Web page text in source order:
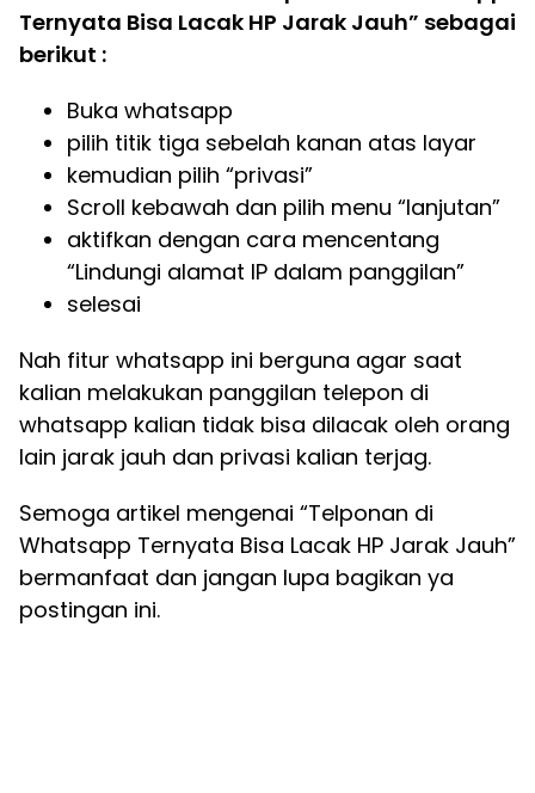
Ternyata Bisa Lacak HP Jarak Jauh” sebagai
berikut :
Buka whatsapp
pilih titik tiga sebelah kanan atas layar
kemudian pilih “privasi”
Scroll kebawah dan pilih menu “lanjutan”
aktifkan dengan cara mencentang
“Lindungi alamat IP dalam panggilan”
selesai
Nah fitur whatsapp ini berguna agar saat
kalian melakukan panggilan telepon di
whatsapp kalian tidak bisa dilacak oleh orang
lain jarak jauh dan privasi kalian terjag.
Semoga artikel mengenai “Telponan di
Whatsapp Ternyata Bisa Lacak HP Jarak Jauh”
bermanfaat dan jangan lupa bagikan ya
postingan ini.